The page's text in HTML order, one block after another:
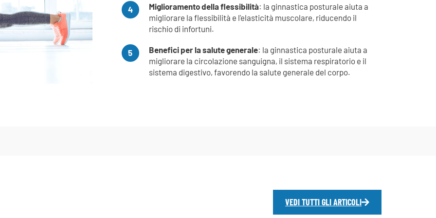
4 Miglioramento della flessibilità: la ginnastica posturale aiuta a
migliorare la flessibilità e l'elasticità muscolare, riducendo il
rischio di infortuni.
5 Benefici per la salute generale: la ginnastica posturale aiuta a
migliorare la circolazione sanguigna, il sistema respiratorio e il
sistema digestivo, favorendo la salute generale del corpo.
VEDI TUTTI GLI ARTICOLI